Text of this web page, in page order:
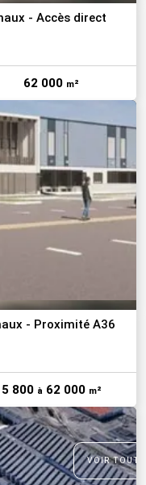
- Accès direct
62 000 m²
- Proximité A36
5 800 à62 000 m²
VOIR